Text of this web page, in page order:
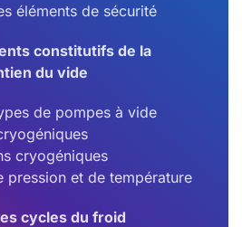
éléments de sécurité
constitutifs de la
du vide
de pompes à vide
cryogéniques
pression et de température
cycles du froid